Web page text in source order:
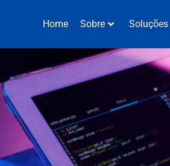
Home Sobre Soluções